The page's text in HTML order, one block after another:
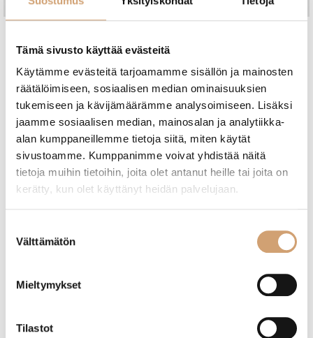
Tämä sivusto käyttää evästeitä
Käytämme evästeitä tarjoamamme sisällön ja mainosten
räätälöimiseen, sosiaalisen median ominaisuuksien
tukemiseen ja kävijämäärämme analysoimiseen. Lisäksi
jaamme sosiaalisen median, mainosalan ja analytiikka-
alan kumppaneillemme tietoja siitä, miten käytät
sivustoamme. Kumppanimme voivat yhdistää näitä
tietoja muihin tietoihin, joita olet antanut heille tai joita on
kerätty, kun olet käyttänyt heidän palvelujaan.
valinta
Välttämätön
Mieltymykset
Tilastot
varastosta
Etusivu/ Tuotteet avainsanalla “pippurisirotin”
Näytetään ainoa tulos
Westmark minikokoinen maustesirotin 2kpl
3,90€